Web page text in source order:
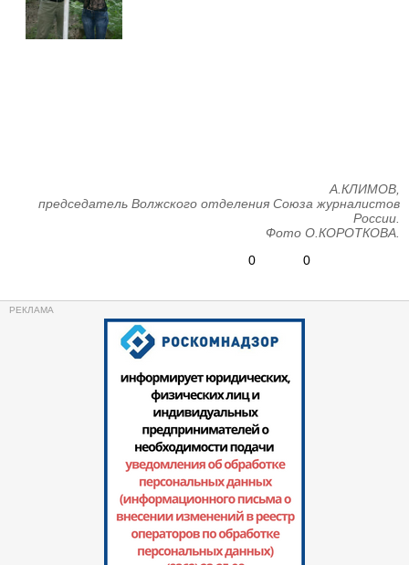
А.КЛИМОВ,
председатель Волжского отделения Союза журналистов
России.
Фото О.КОРОТКОВА.
0
0